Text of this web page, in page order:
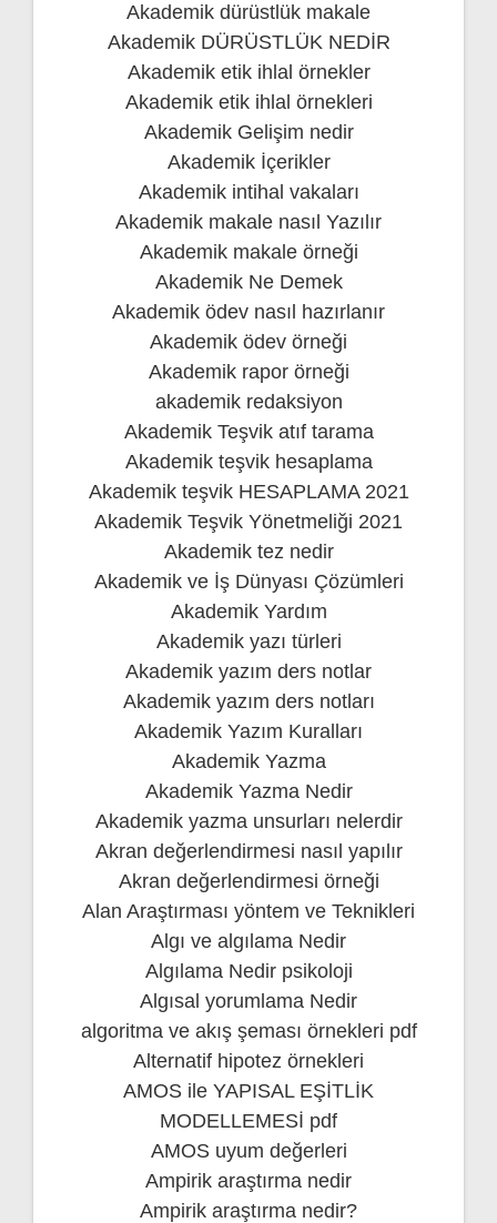
Akademik dürüstlük makale
Akademik DÜRÜSTLÜK NEDİR
Akademik etik ihlal örnekler
Akademik etik ihlal örnekleri
Akademik Gelişim nedir
Akademik İçerikler
Akademik intihal vakaları
Akademik makale nasıl Yazılır
Akademik makale örneği
Akademik Ne Demek
Akademik ödev nasıl hazırlanır
Akademik ödev örneği
Akademik rapor örneği
akademik redaksiyon
Akademik Teşvik atıf tarama
Akademik teşvik hesaplama
Akademik teşvik HESAPLAMA 2021
Akademik Teşvik Yönetmeliği 2021
Akademik tez nedir
Akademik ve İş Dünyası Çözümleri
Akademik Yardım
Akademik yazı türleri
Akademik yazım ders notlar
Akademik yazım ders notları
Akademik Yazım Kuralları
Akademik Yazma
Akademik Yazma Nedir
Akademik yazma unsurları nelerdir
Akran değerlendirmesi nasıl yapılır
Akran değerlendirmesi örneği
Alan Araştırması yöntem ve Teknikleri
Algı ve algılama Nedir
Algılama Nedir psikoloji
Algısal yorumlama Nedir
algoritma ve akış şeması örnekleri pdf
Alternatif hipotez örnekleri
AMOS ile YAPISAL EŞİTLİK
MODELLEMESİ pdf
AMOS uyum değerleri
Ampirik araştırma nedir
Ampirik araştırma nedir?